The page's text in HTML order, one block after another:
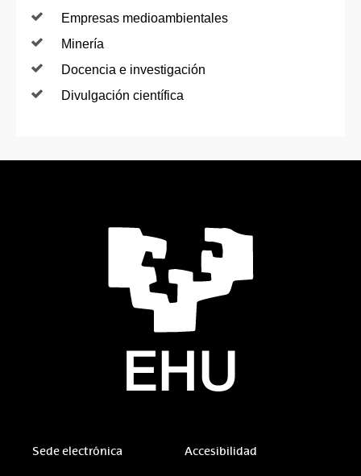
Empresas medioambientales
Minería
Docencia e investigación
Divulgación científica
Sede electrónica Accesibilidad